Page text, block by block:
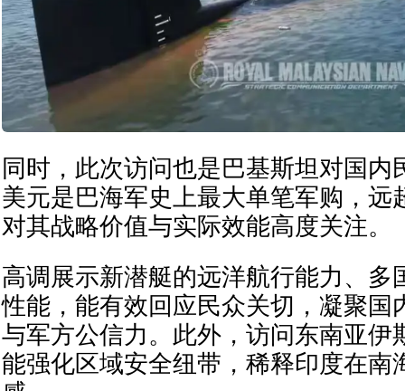
同时，此次访问也是巴基斯坦对国内
美元是巴海军史上最大单笔军购，远
对其战略价值与实际效能高度关注。
高调展示新潜艇的远洋航行能力、多
性能，能有效回应民众关切，凝聚国
与军方公信力。此外，访问东南亚伊
能强化区域安全纽带，稀释印度在南